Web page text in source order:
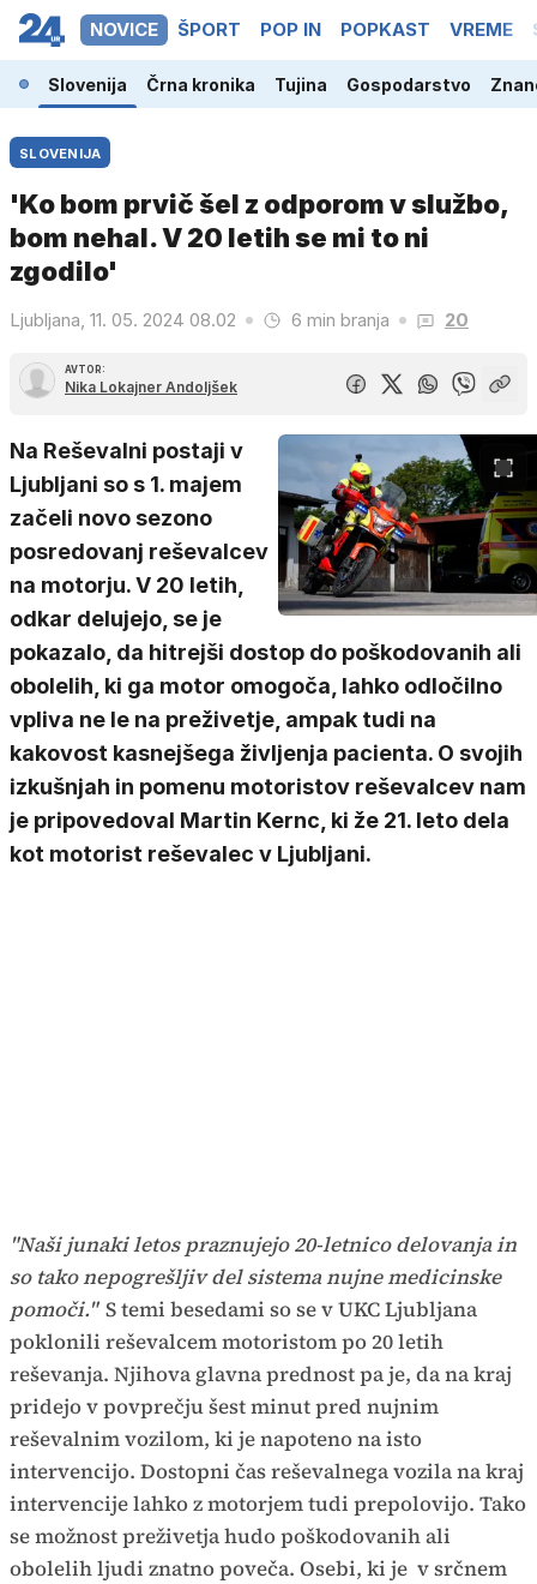
NOVICE ŠPORT POP IN POPKAST VREME
Slovenija Črna kronika Tujina Gospodarstvo
SLOVENIJA
'Ko bom prvič šel z odporom v službo,
bom nehal. V 20 letih se mi to ni
zgodilo'
Ljubljana, 11. 05. 2024 08.02 6 min branja 20
AVTOR:
Nika Lokajner Andoljšek
Na Reševalni postaji v
Ljubljani so s 1. majem
začeli novo sezono
posredovanj reševalcev
na motorju. V 20 letih,
odkar delujejo, se je
pokazalo, da hitrejši dostop do poškodovanih ali
obolelih, ki ga motor omogoča, lahko odločilno
vpliva ne le na preživetje, ampak tudi na
kakovost kasnejšega življenja pacienta. O svojih
izkušnjah in pomenu motoristov reševalcev nam
je pripovedoval Martin Kernc, ki že 21. leto dela
kot motorist reševalec v Ljubljani.
"Naši junaki letos praznujejo 20-letnico delovanja in
so tako nepogrešljiv del sistema nujne medicinske
pomoči." S temi besedami so se v UKC Ljubljana
poklonili reševalcem motoristom po 20 letih
reševanja. Njihova glavna prednost pa je, da na kraj
pridejo v povprečju šest minut pred nujnim
reševalnim vozilom, ki je napoteno na isto
intervencijo. Dostopni čas reševalnega vozila na kraj
intervencije lahko z motorjem tudi prepolovijo. Tako
se možnost preživetja hudo poškodovanih ali
obolelih ljudi znatno poveča. Osebi, ki je v srčnem